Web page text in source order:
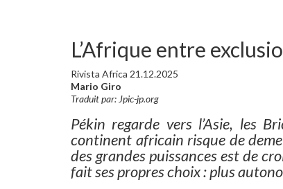
L’Afrique entre
Rivista Africa 21.12.2025
Mario Giro
Traduit par: Jpic-jp.org
Pékin regarde vers l’Asie, les
continent africain risque de
des grandes puissances est de
fait ses propres choix : plus